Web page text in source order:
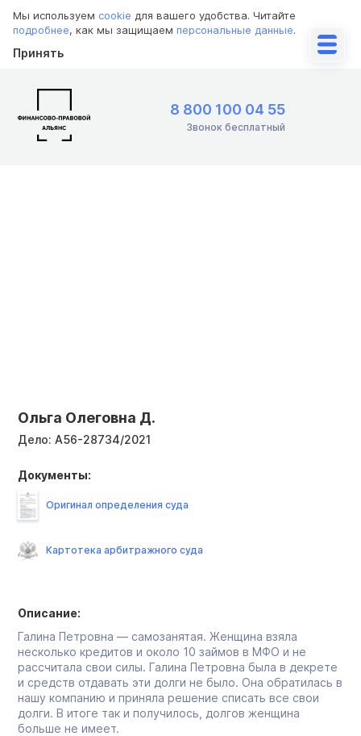
Мы используем cookie для вашего удобства. Читайте
подробнее, как мы защищаем персональные данные.
Принять
8 800 100 04 55
Звонок бесплатный
Ольга Олеговна Д.
Дело: А56-28734/2021
Описание:
Галина Петровна — самозанятая. Женщина взяла
несколько кредитов и около 10 займов в МФО и не
рассчитала свои силы. Галина Петровна была в декрете
и средств отдавать эти долги не было. Она обратилась в
нашу компанию и приняла решение списать все свои
долги. В итоге так и получилось, долгов женщина
больше не имеет.
Документы:
Оригинал определения суда
Картотека арбитражного суда